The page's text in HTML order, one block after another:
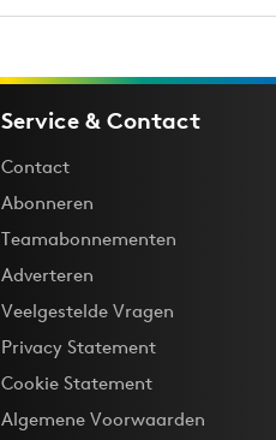
Service & Contact
Contact
Abonneren
Teamabonnementen
Adverteren
Veelgestelde Vragen
Privacy Statement
Cookie Statement
Algemene Voorwaarden